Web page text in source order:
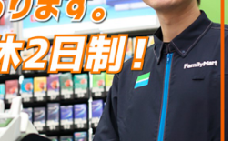
群！◆
しい
で
り、
雰囲気があります。